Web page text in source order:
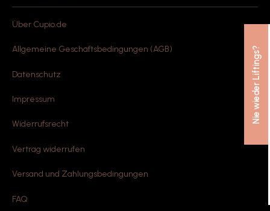
Über Cupio.de
Allgemeine Geschäftsbedingungen (AGB)
Datenschutz
Impressum
Widerrufsrecht
Vertrag widerrufen
Versand und Zahlungsbedingungen
FAQ
Nie wieder Liftings?